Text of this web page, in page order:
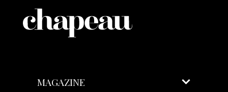
MAGAZINE